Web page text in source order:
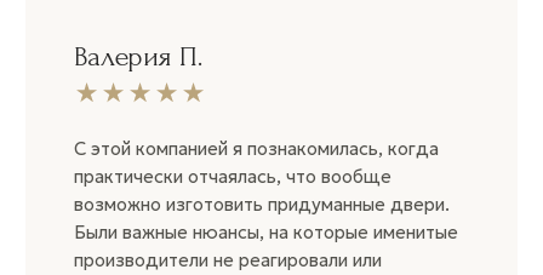
Валерия П.
С этой компанией я познакомилась, когда
практически отчаялась, что вообще
возможно изготовить придуманные двери.
Были важные нюансы, на которые именитые
производители не реагировали или